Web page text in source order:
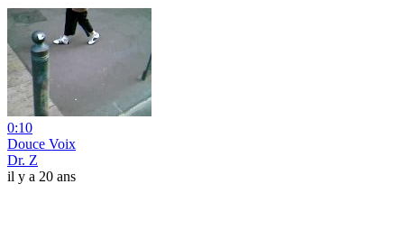
0:10
Douce Voix
Dr. Z
il y a 20 ans